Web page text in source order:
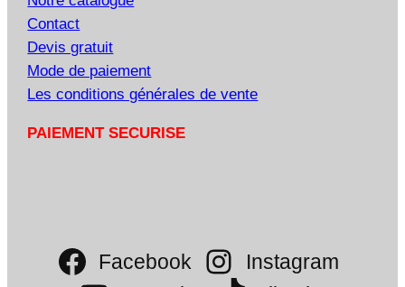
Contact
Devis gratuit
Mode de paiement
Les conditions générales de vente
PAIEMENT SECURISE
Facebook
Instagram